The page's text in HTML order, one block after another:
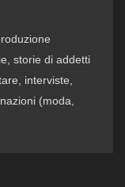
storie di addetti
interviste,
(moda,